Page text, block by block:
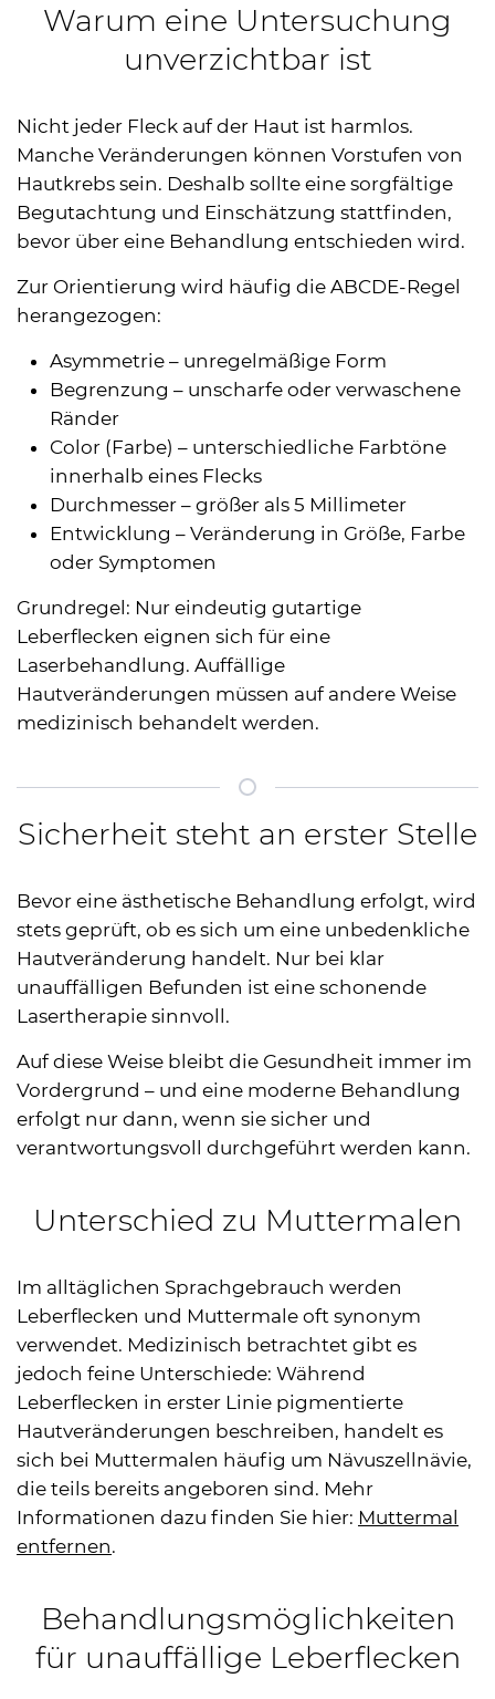
Warum eine Untersuchung
unverzichtbar ist
Nicht jeder Fleck auf der Haut ist harmlos.
Manche Veränderungen können Vorstufen von
Hautkrebs sein. Deshalb sollte eine sorgfältige
Begutachtung und Einschätzung stattfinden,
bevor über eine Behandlung entschieden wird.
Zur Orientierung wird häufig die ABCDE-Regel
herangezogen:
Asymmetrie – unregelmäßige Form
Begrenzung – unscharfe oder verwaschene
Ränder
Color (Farbe) – unterschiedliche Farbtöne
innerhalb eines Flecks
Durchmesser – größer als 5 Millimeter
Entwicklung – Veränderung in Größe, Farbe
oder Symptomen
Grundregel: Nur eindeutig gutartige
Leberflecken eignen sich für eine
Laserbehandlung. Auffällige
Hautveränderungen müssen auf andere Weise
medizinisch behandelt werden.
Sicherheit steht an erster Stelle
Bevor eine ästhetische Behandlung erfolgt, wird
stets geprüft, ob es sich um eine unbedenkliche
Hautveränderung handelt. Nur bei klar
unauffälligen Befunden ist eine schonende
Lasertherapie sinnvoll.
Auf diese Weise bleibt die Gesundheit immer im
Vordergrund – und eine moderne Behandlung
erfolgt nur dann, wenn sie sicher und
verantwortungsvoll durchgeführt werden kann.
Unterschied zu Muttermalen
Im alltäglichen Sprachgebrauch werden
Leberflecken und Muttermale oft synonym
verwendet. Medizinisch betrachtet gibt es
jedoch feine Unterschiede: Während
Leberflecken in erster Linie pigmentierte
Hautveränderungen beschreiben, handelt es
sich bei Muttermalen häufig um Nävuszellnävie,
die teils bereits angeboren sind. Mehr
Informationen dazu finden Sie hier: Muttermal
entfernen.
Behandlungsmöglichkeiten
für unauffällige Leberflecken